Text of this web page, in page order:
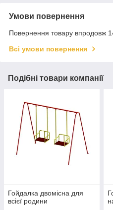
Умови повернення
Повернення товару впродовж
Всі умови повернення
Подібні товари компанії
Гойдалка двомісна для
всієї родини